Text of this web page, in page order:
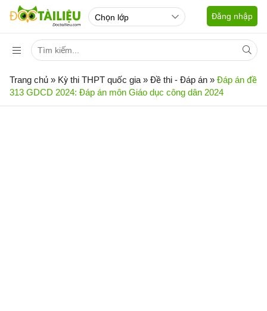
Đăng nhập
Trang chủ » Kỳ thi THPT quốc gia » Đề thi - Đáp án » Đáp án đề
313 GDCD 2024: Đáp án môn Giáo dục công dân 2024